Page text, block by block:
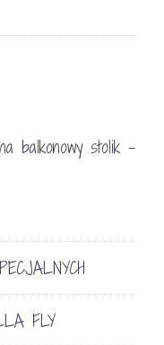
balkonowy stolik -
FLY